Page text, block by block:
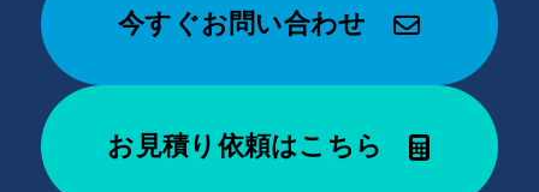
今すぐお問い合わせ
お見積り依頼はこちら